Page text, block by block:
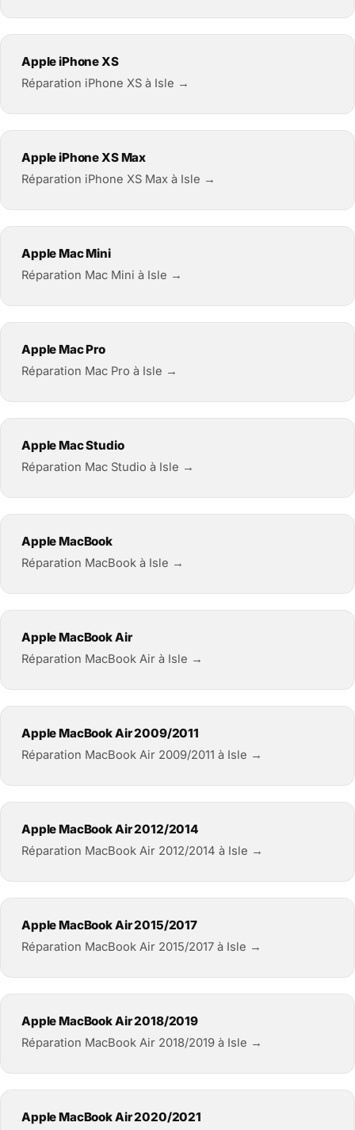
Apple iPhone XS
Réparation iPhone XS à Isle →
Apple iPhone XS Max
Réparation iPhone XS Max à Isle →
Apple Mac Mini
Réparation Mac Mini à Isle →
Apple Mac Pro
Réparation Mac Pro à Isle →
Apple Mac Studio
Réparation Mac Studio à Isle →
Apple MacBook
Réparation MacBook à Isle →
Apple MacBook Air
Réparation MacBook Air à Isle →
Apple MacBook Air 2009/2011
Réparation MacBook Air 2009/2011 à Isle →
Apple MacBook Air 2012/2014
Réparation MacBook Air 2012/2014 à Isle →
Apple MacBook Air 2015/2017
Réparation MacBook Air 2015/2017 à Isle →
Apple MacBook Air 2018/2019
Réparation MacBook Air 2018/2019 à Isle →
Apple MacBook Air 2020/2021